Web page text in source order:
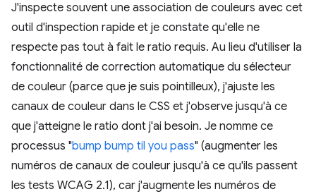
J'inspecte souvent une association de couleurs avec cet
outil d'inspection rapide et je constate qu'elle ne
respecte pas tout à fait le ratio requis. Au lieu d'utiliser la
fonctionnalité de correction automatique du sélecteur
de couleur (parce que je suis pointilleux), j'ajuste les
canaux de couleur dans le CSS et j'observe jusqu'à ce
que j'atteigne le ratio dont j'ai besoin. Je nomme ce
processus "bump bump til you pass" (augmenter les
numéros de canaux de couleur jusqu'à ce qu'ils passent
les tests WCAG 2.1), car j'augmente les numéros de